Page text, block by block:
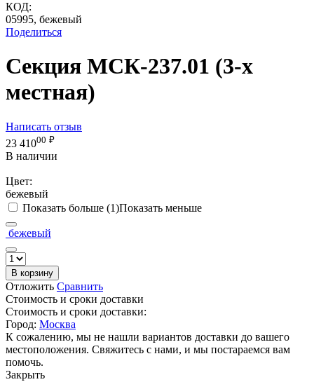
КОД:
05995, бежевый
Поделиться
Секция МСК-237.01 (3-х
местная)
Написать отзыв
23 41000 ₽
В наличии
Цвет:
бежевый
Показать больше (1)Показать меньше
бежевый
В корзину
Отложить Сравнить
Стоимость и сроки доставки
Стоимость и сроки доставки:
Город: Москва
К сожалению, мы не нашли вариантов доставки до вашего
местоположения. Свяжитесь с нами, и мы постараемся вам
помочь.
Закрыть